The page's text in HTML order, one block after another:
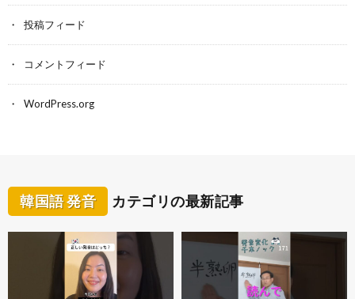
投稿フィード
コメントフィード
WordPress.org
韓国語 発音 カテゴリの最新記事